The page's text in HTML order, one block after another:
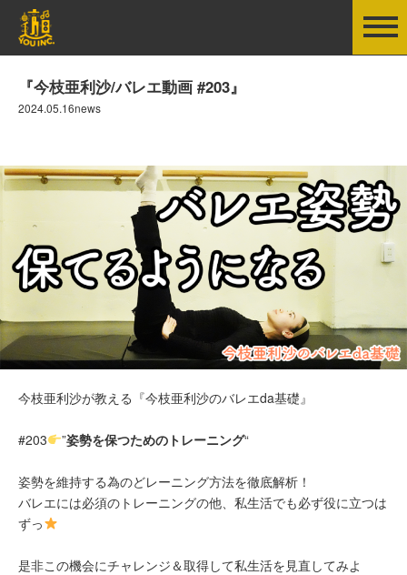
『今枝亜利沙/バレエ動画 #203』
2024.05.16news
今枝亜利沙が教える『今枝亜利沙のバレエda基礎』
#203 ”姿勢を保つためのトレーニング“
姿勢を維持する為のどレーニング方法を徹底解析！
バレエには必須のトレーニングの他、私生活でも必ず役に立つは
ずっ
是非この機会にチャレンジ＆取得して私生活を見直してみよ